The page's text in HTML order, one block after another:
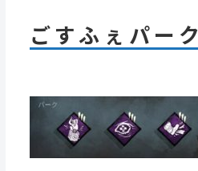
ごすふぇパーク